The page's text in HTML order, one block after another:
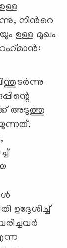
നിൻറെ
ഉള്ള മുഖം
അടുത്തു